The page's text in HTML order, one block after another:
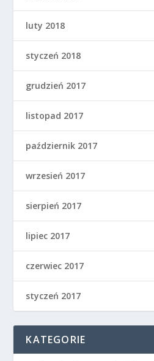
luty 2018
styczeń 2018
grudzień 2017
listopad 2017
październik 2017
wrzesień 2017
sierpień 2017
lipiec 2017
czerwiec 2017
styczeń 2017
KATEGORIE